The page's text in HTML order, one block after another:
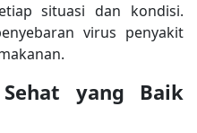
situasi dan kondisi.
virus penyakit
yang Baik